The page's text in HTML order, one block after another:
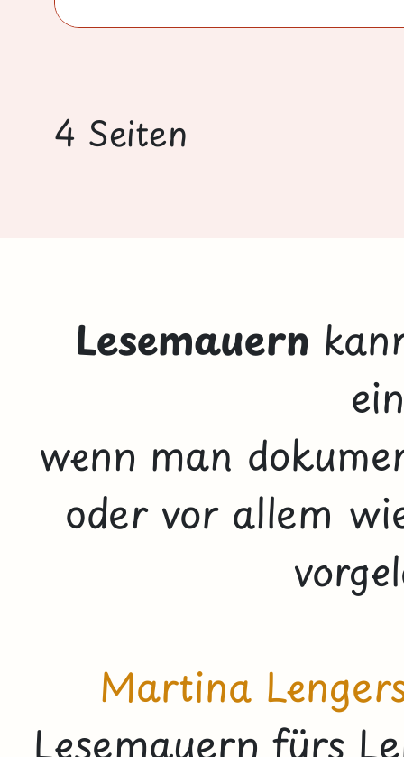
4 Seiten
Lesemauern
wenn man
oder vor allem
Martina
Lesemauern fürs